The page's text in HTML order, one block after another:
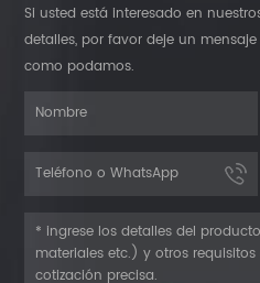
Si usted está interesado en
detalles, por favor deje un
como podamos.